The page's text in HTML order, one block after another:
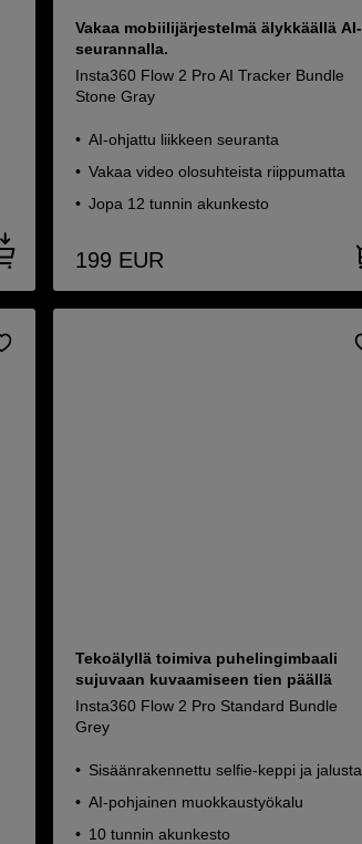
Vakaa mobiilijärjestelmä älykkäällä AI-
seurannalla.
Insta360 Flow 2 Pro AI Tracker Bundle
Stone Gray
AI-ohjattu liikkeen seuranta
Vakaa video olosuhteista riippumatta
Jopa 12 tunnin akunkesto
199 EUR
Tekoälyllä toimiva puhelingimbaali
sujuvaan kuvaamiseen tien päällä
Insta360 Flow 2 Pro Standard Bundle
Grey
Sisäänrakennettu selfie-keppi ja jalusta
AI-pohjainen muokkaustyökalu
10 tunnin akunkesto